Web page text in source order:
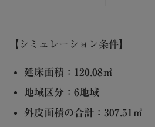
【シミュレーション条件】
延床面積：120.08㎡
地域区分：6地域
外皮面積の合計：307.51㎡